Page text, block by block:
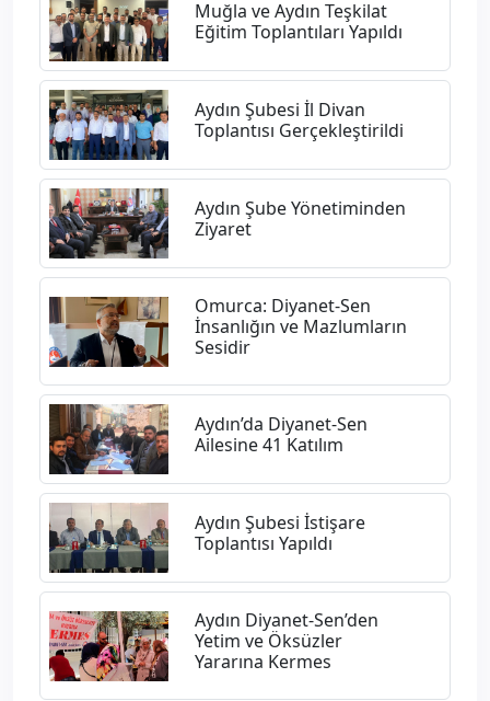
Muğla ve Aydın Teşkilat
Eğitim Toplantıları Yapıldı
Aydın Şubesi İl Divan
Toplantısı Gerçekleştirildi
Aydın Şube Yönetiminden
Ziyaret
Omurca: Diyanet-Sen
İnsanlığın ve Mazlumların
Sesidir
Aydın’da Diyanet-Sen
Ailesine 41 Katılım
Aydın Şubesi İstişare
Toplantısı Yapıldı
​Aydın Diyanet-Sen’den
Yetim ve Öksüzler
Yararına Kermes